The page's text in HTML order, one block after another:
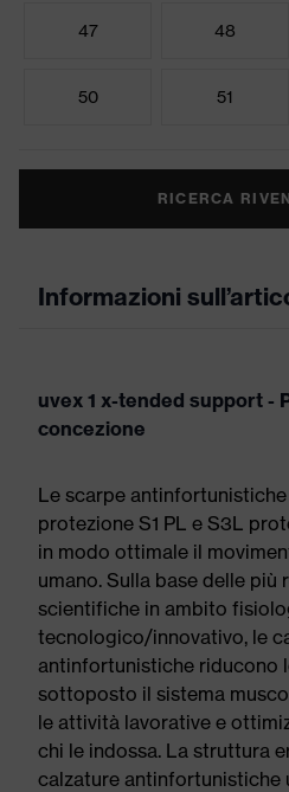
47 48
50 51
RICERCA
Informazioni
uvex 1 x-tended support -
concezione
Le scarpe antinfortunistiche
protezione S1 PL e S3L
in modo ottimale il
umano. Sulla base delle più
scientifiche in ambito
tecnologico/innovativo, le
antinfortunistiche riducono
sottoposto il sistema
le attività lavorative e
chi le indossa. La struttura
calzature antinfortunistiche